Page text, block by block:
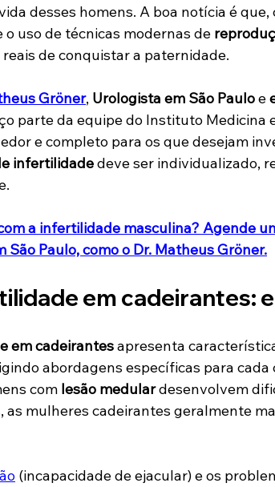
desses homens. A boa notícia é que,
o uso de técnicas modernas de
reais de conquistar a paternidade.
Gröner, Urologista em São Paulo e
parte da equipe do Instituto Medicina
e completo para os que desejam
infertilidade deve ser individualizado,
a infertilidade masculina? Agende
São Paulo, como o Dr. Matheus Gröner.
em cadeirantes:
em cadeirantes apresenta
abordagens específicas para
com lesão medular desenvolvem
as mulheres cadeirantes geralmente
(incapacidade de ejacular) e os